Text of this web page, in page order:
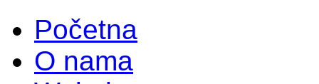
Početna
O nama